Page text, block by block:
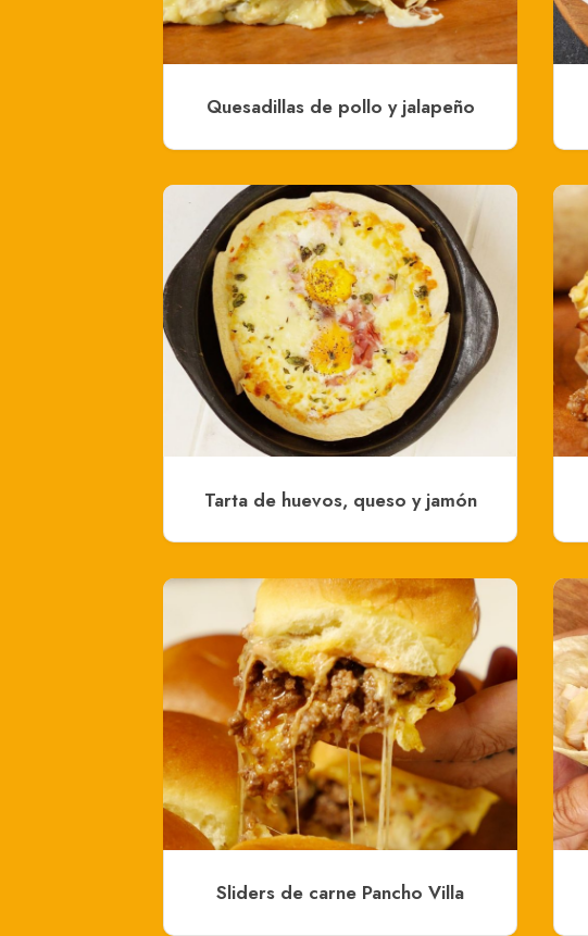
Quesadillas de pollo y jalapeño
Tarta de huevos, queso y jamón
Sliders de carne Pancho Villa